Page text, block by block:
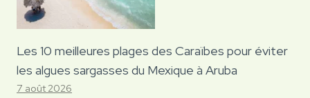
Les 10 meilleures plages des Caraïbes pour éviter
les algues sargasses du Mexique à Aruba
7 août 2026